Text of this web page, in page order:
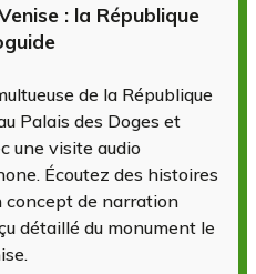
: la République
de la République
Palais des Doges et
une visite audio
Écoutez des histoires
concept de narration
détaillé du monument le